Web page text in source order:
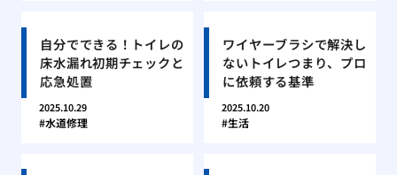
自分でできる！トイレの
床水漏れ初期チェックと
応急処置
2025.10.29
水道修理
ワイヤーブラシで解決し
ないトイレつまり、プロ
に依頼する基準
2025.10.20
生活